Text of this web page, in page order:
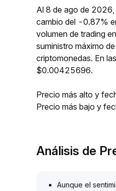
Al 8 de ago de
cambio del -0.87%
volumen de trading
suministro máximo
criptomonedas. En
$0.00425696.
Precio más alto y
Precio más bajo y
Análisis de
Aunque el